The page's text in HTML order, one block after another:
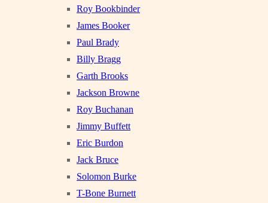
Roy Bookbinder
James Booker
Paul Brady
Billy Bragg
Garth Brooks
Jackson Browne
Roy Buchanan
Jimmy Buffett
Eric Burdon
Jack Bruce
Solomon Burke
T-Bone Burnett